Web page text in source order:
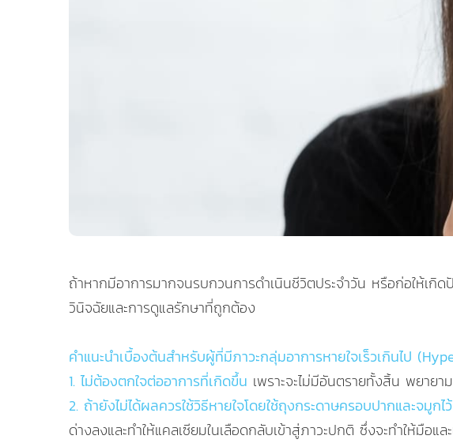
ถ้าหากมีอาการมากจนรบกวนการดำเนินชีวิตประจำวัน หรือก่อให้
วินิจฉัยและการดูแลรักษาที่ถูกต้อง
คำแนะนำเบื้องต้นสำหรับผู้ที่มีภาวะกลุ่มอาการหายใจเร็วเกินไป
1. ไม่ต้องตกใจต่ออาการที่เกิดขึ้น เพราะจะไม่มีอันตรายทั้งสิ้น พยายา
2. ถ้ายังไม่ได้ผลควรใช้วิธีหายใจโดยใช้ถุงกระดาษครอบปากและจมูกไว้
ด่างลงและทำให้แคลเซียมในเลือดกลับเข้าสู่ภาวะปกติ ซึ่งจะทำให้มือแล